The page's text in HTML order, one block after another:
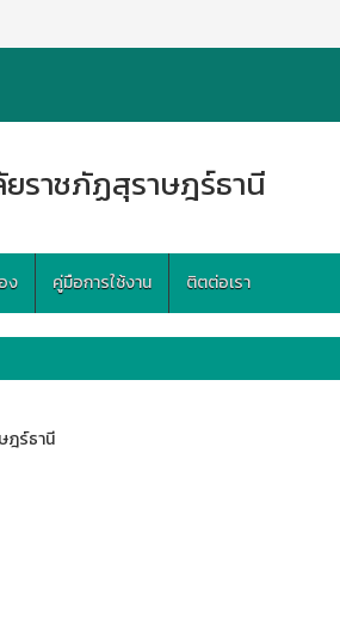
ราชภัฏสุราษฎร์ธานี
ง คู่มือการใช้งาน ติตต่อเรา
ฎร์ธานี